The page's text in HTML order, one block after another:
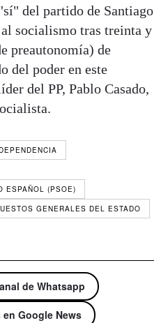
del partido de Santiago
socialismo tras treinta y
preautonomía) de
del poder en este
del PP, Pablo Casado,
ESPAÑOL (PSOE)
GENERALES DEL ESTADO
de Whatsapp
Google News